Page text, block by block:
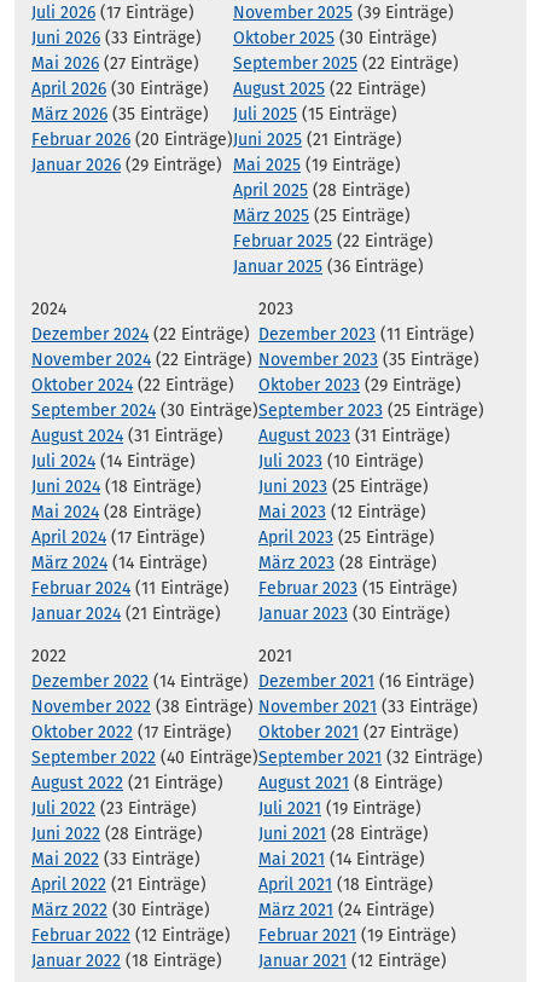
Juli 2026 (17 Einträge)
Juni 2026 (33 Einträge)
Mai 2026 (27 Einträge)
April 2026 (30 Einträge)
März 2026 (35 Einträge)
Februar 2026 (20 Einträge)
Januar 2026 (29 Einträge)
November 2025 (39 Einträge)
Oktober 2025 (30 Einträge)
September 2025 (22 Einträge)
August 2025 (22 Einträge)
Juli 2025 (15 Einträge)
Juni 2025 (21 Einträge)
Mai 2025 (19 Einträge)
April 2025 (28 Einträge)
März 2025 (25 Einträge)
Februar 2025 (22 Einträge)
Januar 2025 (36 Einträge)
2024
Dezember 2024 (22 Einträge)
November 2024 (22 Einträge)
Oktober 2024 (22 Einträge)
September 2024 (30 Einträge)
August 2024 (31 Einträge)
Juli 2024 (14 Einträge)
Juni 2024 (18 Einträge)
Mai 2024 (28 Einträge)
April 2024 (17 Einträge)
März 2024 (14 Einträge)
Februar 2024 (11 Einträge)
Januar 2024 (21 Einträge)
2023
Dezember 2023 (11 Einträge)
November 2023 (35 Einträge)
Oktober 2023 (29 Einträge)
September 2023 (25 Einträge)
August 2023 (31 Einträge)
Juli 2023 (10 Einträge)
Juni 2023 (25 Einträge)
Mai 2023 (12 Einträge)
April 2023 (25 Einträge)
März 2023 (28 Einträge)
Februar 2023 (15 Einträge)
Januar 2023 (30 Einträge)
2022
Dezember 2022 (14 Einträge)
November 2022 (38 Einträge)
Oktober 2022 (17 Einträge)
September 2022 (40 Einträge)
August 2022 (21 Einträge)
Juli 2022 (23 Einträge)
Juni 2022 (28 Einträge)
Mai 2022 (33 Einträge)
April 2022 (21 Einträge)
März 2022 (30 Einträge)
Februar 2022 (12 Einträge)
Januar 2022 (18 Einträge)
2021
Dezember 2021 (16 Einträge)
November 2021 (33 Einträge)
Oktober 2021 (27 Einträge)
September 2021 (32 Einträge)
August 2021 (8 Einträge)
Juli 2021 (19 Einträge)
Juni 2021 (28 Einträge)
Mai 2021 (14 Einträge)
April 2021 (18 Einträge)
März 2021 (24 Einträge)
Februar 2021 (19 Einträge)
Januar 2021 (12 Einträge)